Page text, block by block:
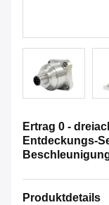
Ertrag 0 -
Entdeckungs-
Produktdetails